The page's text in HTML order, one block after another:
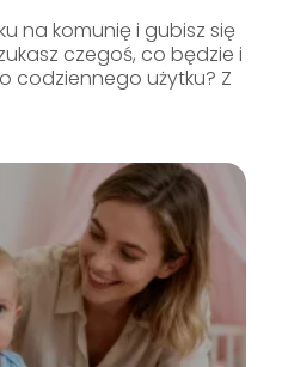
na komunię i gubisz się
czegoś, co będzie i
codziennego użytku? Z